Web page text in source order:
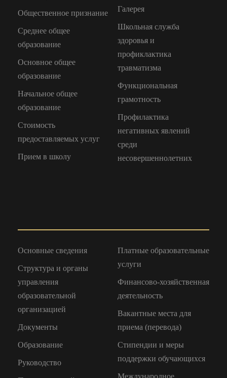
Общественное признание
Среднее общее
образование
Основное общее
образование
Начальное общее
образование
Стоимость
предоставляемых услуг
Прием в школу
Галерея
Школьная служба
здоровья и
профиклактика
травматизма
Функциональная
грамотность
Профилактика
негативных явлений
среди
несовершеннолетних
Основные сведения
Структура и органы
управления
образовательной
организацией
Документы
Образование
Руководство
Платные образовательные
услуги
Финансово-хозяйственная
деятельность
Вакантные места для
приема (перевода)
Стипендии и меры
поддержки обучающихся
Международное